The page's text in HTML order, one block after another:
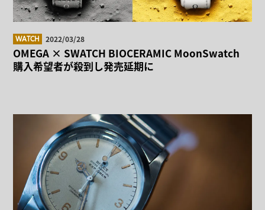
WATCH 2022/03/28
OMEGA × SWATCH BIOCERAMIC MoonSwatch
購入希望者が殺到し発売延期に